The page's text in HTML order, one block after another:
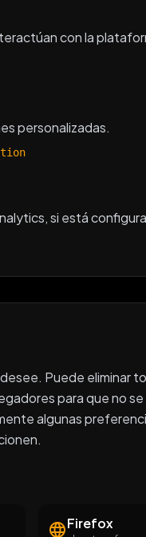
con la
personalizadas.
si está
Puede eliminar
para que no
algunas
languageFirefox